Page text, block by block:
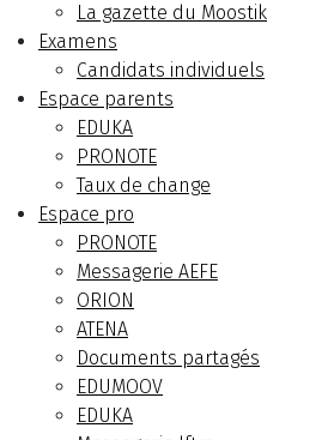
La gazette du Moostik
Examens
Candidats individuels
Espace parents
EDUKA
PRONOTE
Taux de change
Espace pro
PRONOTE
Messagerie AEFE
ORION
ATENA
Documents partagés
EDUMOOV
EDUKA